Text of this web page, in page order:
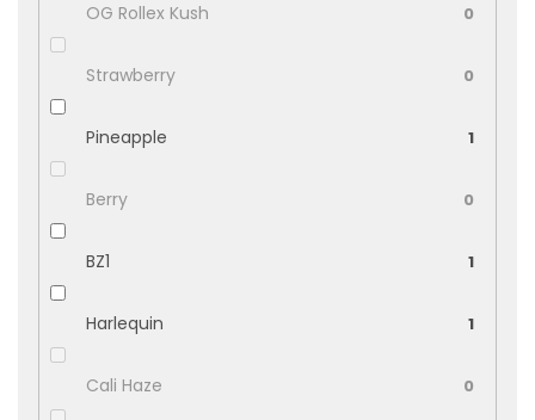
OG Rollex Kush 0
Strawberry 0
Pineapple 1
Berry 0
BZ1 1
Harlequin 1
Cali Haze 0